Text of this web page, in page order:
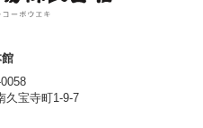
0058
久宝寺町1-9-7